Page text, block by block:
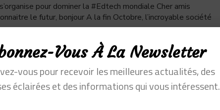
pour dominer la #Edtech mondiale Cher amis
le futur, bonjour A la fin Octobre, l’incroyable société
Vous À La Newsletter
vous pour recevoir les meilleures actualités, des
éclairées et des informations qui vous intéressent.